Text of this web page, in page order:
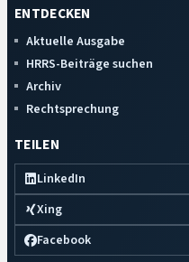
ENTDECKEN
Aktuelle Ausgabe
HRRS-Beiträge suchen
Archiv
Rechtsprechung
TEILEN
LinkedIn
Xing
Facebook